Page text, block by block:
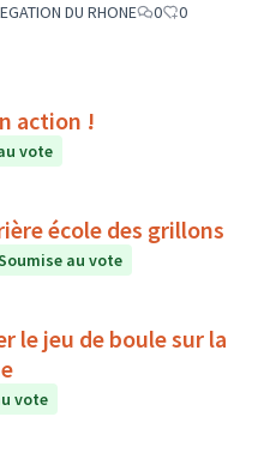
DU RHONE 0
0
action !
vote
école des grillons
au vote
le jeu de boule sur la
vote